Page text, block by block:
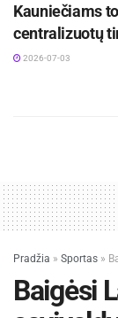
Kauniečiams
centralizuotų
2026-07-03
Pradžia » Sportas »
Baigėsi